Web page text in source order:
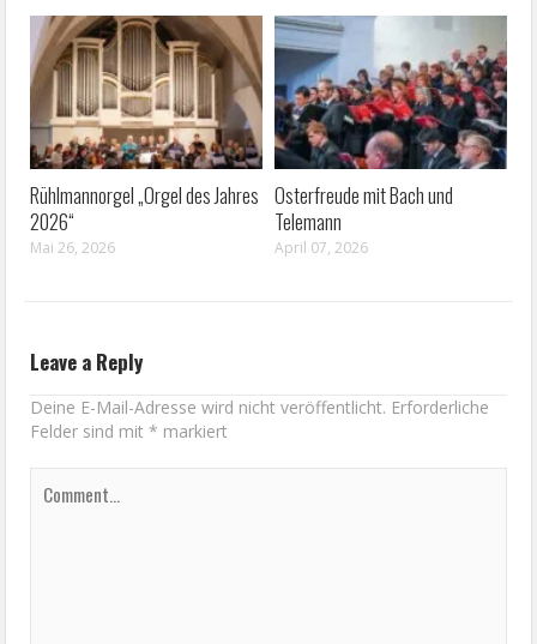
Rühlmannorgel „Orgel des Jahres
2026“
Mai 26, 2026
Osterfreude mit Bach und
Telemann
April 07, 2026
Leave a Reply
Deine E-Mail-Adresse wird nicht veröffentlicht. Erforderliche
Felder sind mit* markiert